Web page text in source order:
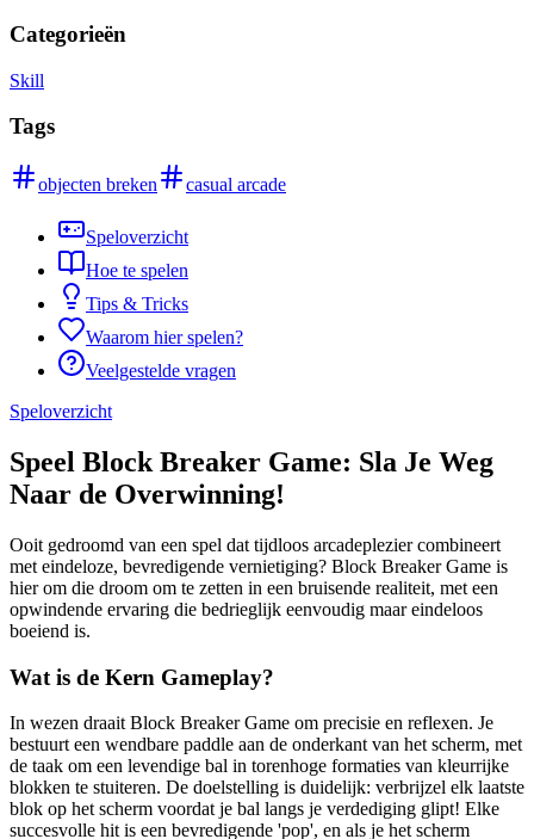
Categorieën
Skill
Tags
objecten breken casual arcade
Speloverzicht
Hoe te spelen
Tips & Tricks
Waarom hier spelen?
Veelgestelde vragen
Speloverzicht
Speel Block Breaker Game: Sla Je Weg
Naar de Overwinning!
Ooit gedroomd van een spel dat tijdloos arcadeplezier combineert
met eindeloze, bevredigende vernietiging? Block Breaker Game is
hier om die droom om te zetten in een bruisende realiteit, met een
opwindende ervaring die bedrieglijk eenvoudig maar eindeloos
boeiend is.
Wat is de Kern Gameplay?
In wezen draait Block Breaker Game om precisie en reflexen. Je
bestuurt een wendbare paddle aan de onderkant van het scherm, met
de taak om een levendige bal in torenhoge formaties van kleurrijke
blokken te stuiteren. De doelstelling is duidelijk: verbrijzel elk laatste
blok op het scherm voordat je bal langs je verdediging glipt! Elke
succesvolle hit is een bevredigende 'pop', en als je het scherm